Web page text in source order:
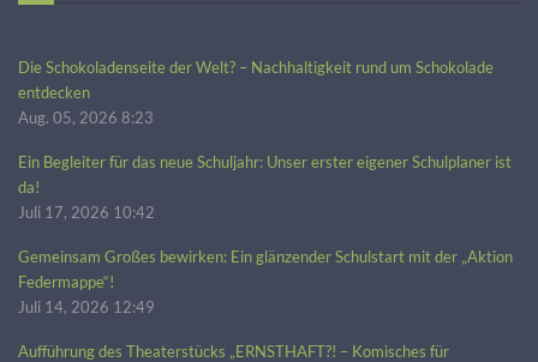
Die Schokoladenseite der Welt? – Nachhaltigkeit rund um Schokolade
entdecken
Aug. 05, 2026 8:23
Ein Begleiter für das neue Schuljahr: Unser erster eigener Schulplaner ist
da!
Juli 17, 2026 10:42
Gemeinsam Großes bewirken: Ein glänzender Schulstart mit der „Aktion
Federmappe“!
Juli 14, 2026 12:49
Aufführung des Theaterstücks „ERNSTHAFT?! – Komisches für